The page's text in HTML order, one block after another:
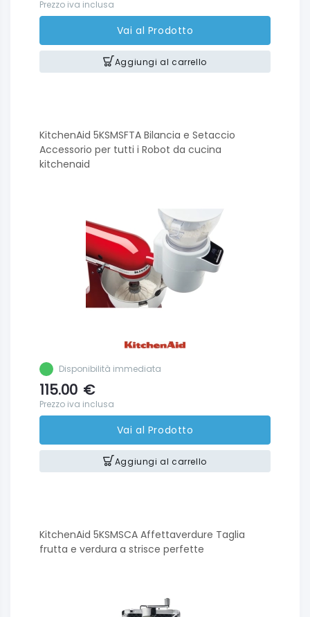
Prezzo iva inclusa
Vai al Prodotto
Aggiungi al carrello
KitchenAid 5KSMSFTA Bilancia e Setaccio
Accessorio per tutti i Robot da cucina
kitchenaid
Disponibilità immediata
115.00 €
Prezzo iva inclusa
Vai al Prodotto
Aggiungi al carrello
KitchenAid 5KSMSCA Affettaverdure Taglia
frutta e verdura a strisce perfette